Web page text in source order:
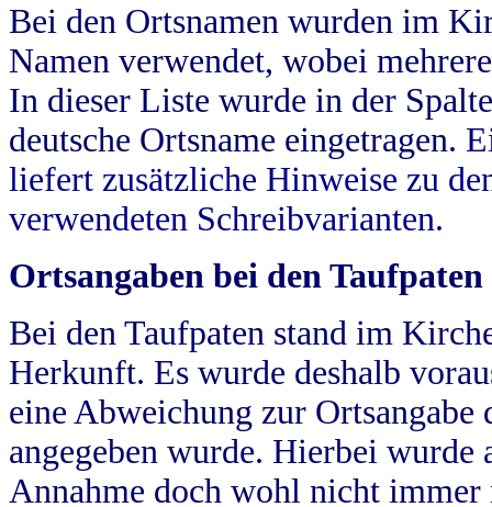
Bei den Ortsnamen wurden im
Namen verwendet, wobei
In dieser Liste wurde in der
deutsche Ortsname eingetragen.
liefert zusätzliche Hinweise zu
verwendeten Schreibvarianten.
Ortsangaben bei den Taufpaten
Bei den Taufpaten stand im
Herkunft. Es wurde deshalb
eine Abweichung zur
angegeben wurde. Hierbei wurde
Annahme doch wohl nicht